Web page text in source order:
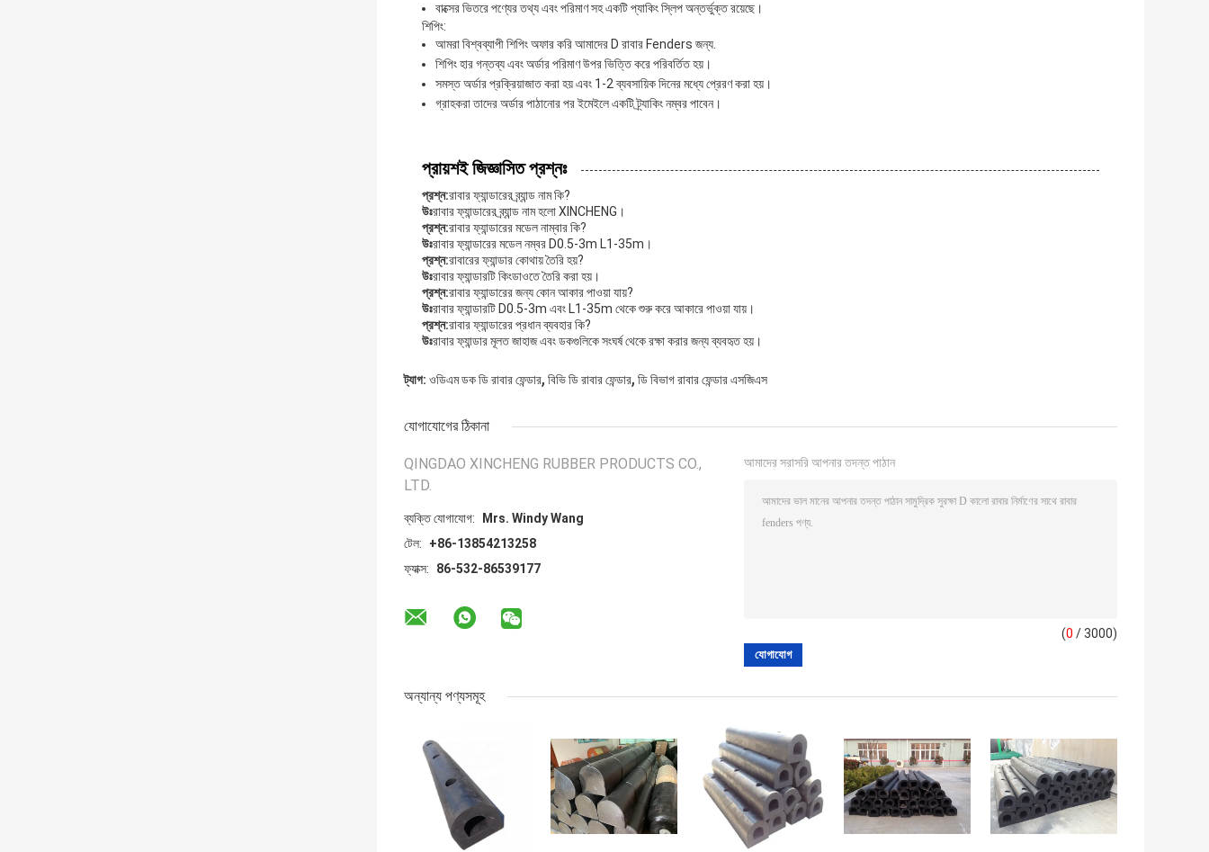
বাক্সের ভিতরে পণ্যের তথ্য এবং পরিমাণ সহ একটি প্যাকিং স্লিপ অন্তর্ভুক্ত রয়েছে।
শিপিং:
আমরা বিশ্বব্যাপী শিপিং অফার করি আমাদের D রাবার Fenders জন্য.
শিপিং হার গন্তব্য এবং অর্ডার পরিমাণ উপর ভিত্তি করে পরিবর্তিত হয়।
সমস্ত অর্ডার প্রক্রিয়াজাত করা হয় এবং 1-2 ব্যবসায়িক দিনের মধ্যে প্রেরণ করা হয়।
গ্রাহকরা তাদের অর্ডার পাঠানোর পর ইমেইলে একটি ট্র্যাকিং নম্বর পাবেন।
প্রায়শই জিজ্ঞাসিত প্রশ্নঃ
প্রশ্ন:রাবার ফ্যান্ডারের ব্র্যান্ড নাম কি?
উঃরাবার ফ্যান্ডারের ব্র্যান্ড নাম হলো XINCHENG।
প্রশ্ন:রাবার ফ্যান্ডারের মডেল নাম্বার কি?
উঃরাবার ফ্যান্ডারের মডেল নম্বর D0.5-3m L1-35m।
প্রশ্ন:রাবারের ফ্যান্ডার কোথায় তৈরি হয়?
উঃরাবার ফ্যান্ডারটি কিংডাওতে তৈরি করা হয়।
প্রশ্ন:রাবার ফ্যান্ডারের জন্য কোন আকার পাওয়া যায়?
উঃরাবার ফ্যান্ডারটি D0.5-3m এবং L1-35m থেকে শুরু করে আকারে পাওয়া যায়।
প্রশ্ন:রাবার ফ্যান্ডারের প্রধান ব্যবহার কি?
উঃরাবার ফ্যান্ডার মূলত জাহাজ এবং ডকগুলিকে সংঘর্ষ থেকে রক্ষা করার জন্য ব্যবহৃত হয়।
ট্যাগ: ওডিএম ডক ডি রাবার ফেন্ডার, বিভি ডি রাবার ফেন্ডার, ডি বিভাগ রাবার ফেন্ডার এসজিএস
যোগাযোগের ঠিকানা
QINGDAO XINCHENG RUBBER PRODUCTS CO.,
LTD.
ব্যক্তি যোগাযোগ:
Mrs. Windy Wang
টেল:
+86-13854213258
ফ্যাক্স:
86-532-86539177
আমাদের সরাসরি আপনার তদন্ত পাঠান
(0 / 3000)
অন্যান্য পণ্যসমূহ